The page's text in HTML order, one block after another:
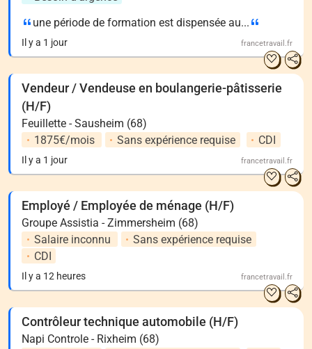
une période de formation est dispensée au...
Il y a 1 jour francetravail.fr
Vendeur / Vendeuse en boulangerie-pâtisserie
(H/F)
Feuillette - Sausheim (68)
1875€/mois
Sans expérience requise CDI
Il y a 1 jour francetravail.fr
Employé / Employée de ménage (H/F)
Groupe Assistia - Zimmersheim (68)
Salaire inconnu
Sans expérience requise
CDI
Il y a 12 heures francetravail.fr
Contrôleur technique automobile (H/F)
Napi Controle - Rixheim (68)